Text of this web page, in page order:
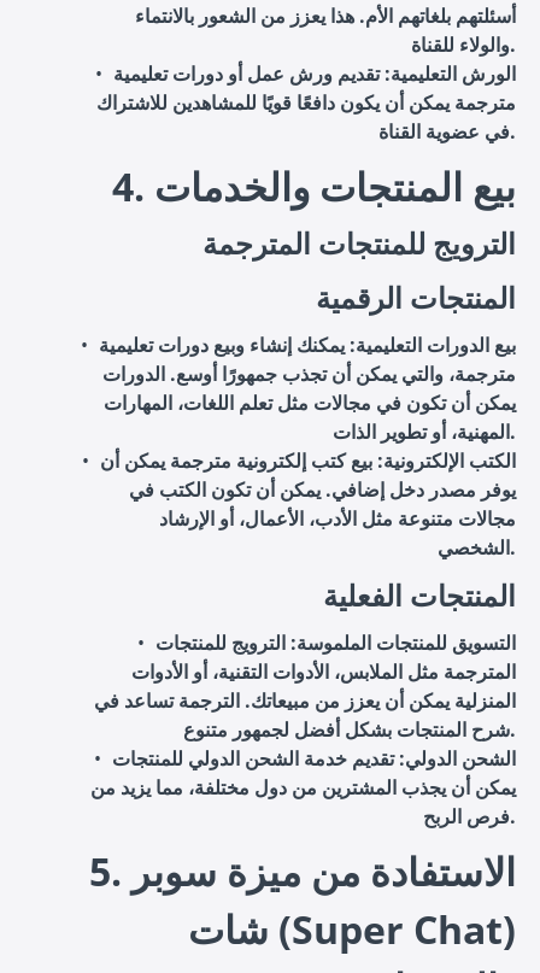
أسئلتهم بلغاتهم الأم. هذا يعزز من الشعور بالانتماء
والولاء للقناة.
الورش التعليمية: تقديم ورش عمل أو دورات تعليمية
مترجمة يمكن أن يكون دافعًا قويًا للمشاهدين للاشتراك
في عضوية القناة.
4. بيع المنتجات والخدمات
الترويج للمنتجات المترجمة
المنتجات الرقمية
بيع الدورات التعليمية: يمكنك إنشاء وبيع دورات تعليمية
مترجمة، والتي يمكن أن تجذب جمهورًا أوسع. الدورات
يمكن أن تكون في مجالات مثل تعلم اللغات، المهارات
المهنية، أو تطوير الذات.
الكتب الإلكترونية: بيع كتب إلكترونية مترجمة يمكن أن
يوفر مصدر دخل إضافي. يمكن أن تكون الكتب في
مجالات متنوعة مثل الأدب، الأعمال، أو الإرشاد
الشخصي.
المنتجات الفعلية
التسويق للمنتجات الملموسة: الترويج للمنتجات
المترجمة مثل الملابس، الأدوات التقنية، أو الأدوات
المنزلية يمكن أن يعزز من مبيعاتك. الترجمة تساعد في
شرح المنتجات بشكل أفضل لجمهور متنوع.
الشحن الدولي: تقديم خدمة الشحن الدولي للمنتجات
يمكن أن يجذب المشترين من دول مختلفة، مما يزيد من
فرص الربح.
5. الاستفادة من ميزة سوبر
شات (Super Chat)